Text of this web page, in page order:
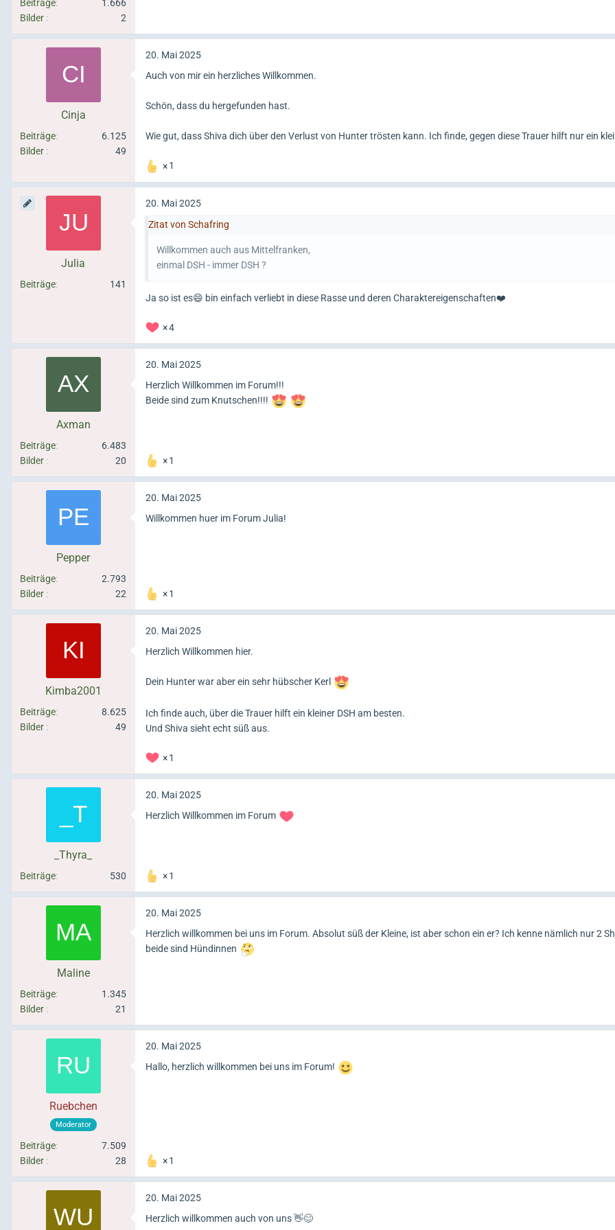
Beiträge
1.666
Bilder
2
Cinja
Beiträge
6.125
Bilder
49
20. Mai 2025
Auch von mir ein herzliches Willkommen.
Schön, dass du hergefunden hast.
Wie gut, dass Shiva dich über den Verlust von Hunter trösten kann. Ich finde, gegen diese Trauer hilft nur ein
1
Julia
Beiträge 141
20. Mai 2025
Zitat von Schafring
Willkommen auch aus Mittelfranken,
einmal DSH - immer DSH ?
Ja so ist es😄 bin einfach verliebt in diese Rasse und deren Charaktereigenschaften❤️
4
Axman
Beiträge
6.483
Bilder
20
20. Mai 2025
Herzlich Willkommen im Forum!!!
Beide sind zum Knutschen!!!!
1
Pepper
Beiträge
2.793
Bilder
22
20. Mai 2025
Willkommen huer im Forum Julia!
1
Kimba2001
Beiträge
8.625
Bilder
49
20. Mai 2025
Herzlich Willkommen hier.
Dein Hunter war aber ein sehr hübscher Kerl
Ich finde auch, über die Trauer hilft ein kleiner DSH am besten.
Und Shiva sieht echt süß aus.
1
_Thyra_
Beiträge 530
20. Mai 2025
Herzlich Willkommen im Forum
1
Maline
Beiträge
1.345
Bilder
21
20. Mai 2025
Herzlich willkommen bei uns im Forum. Absolut süß der Kleine, ist aber schon ein er? Ich kenne nämlich nur 2
beide sind Hündinnen
Ruebchen
Moderator
Beiträge
7.509
Bilder
28
20. Mai 2025
Hallo, herzlich willkommen bei uns im Forum!
1
20. Mai 2025
Herzlich willkommen auch von uns 👋😊